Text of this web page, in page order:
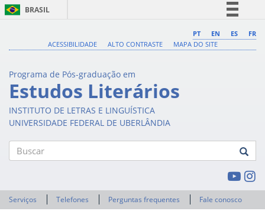
BRASIL
Comunica BR
Acesso à informação
Legislação
PT EN ES
FR
ACESSIBILIDADE
ALTO CONTRASTE MAPA DO SITE
Programa de Pós-graduação em
Estudos Literários
INSTITUTO DE LETRAS E LINGUÍSTICA
UNIVERSIDADE FEDERAL DE UBERLÂNDIA
Serviços Telefones Perguntas frequentes Fale conosco